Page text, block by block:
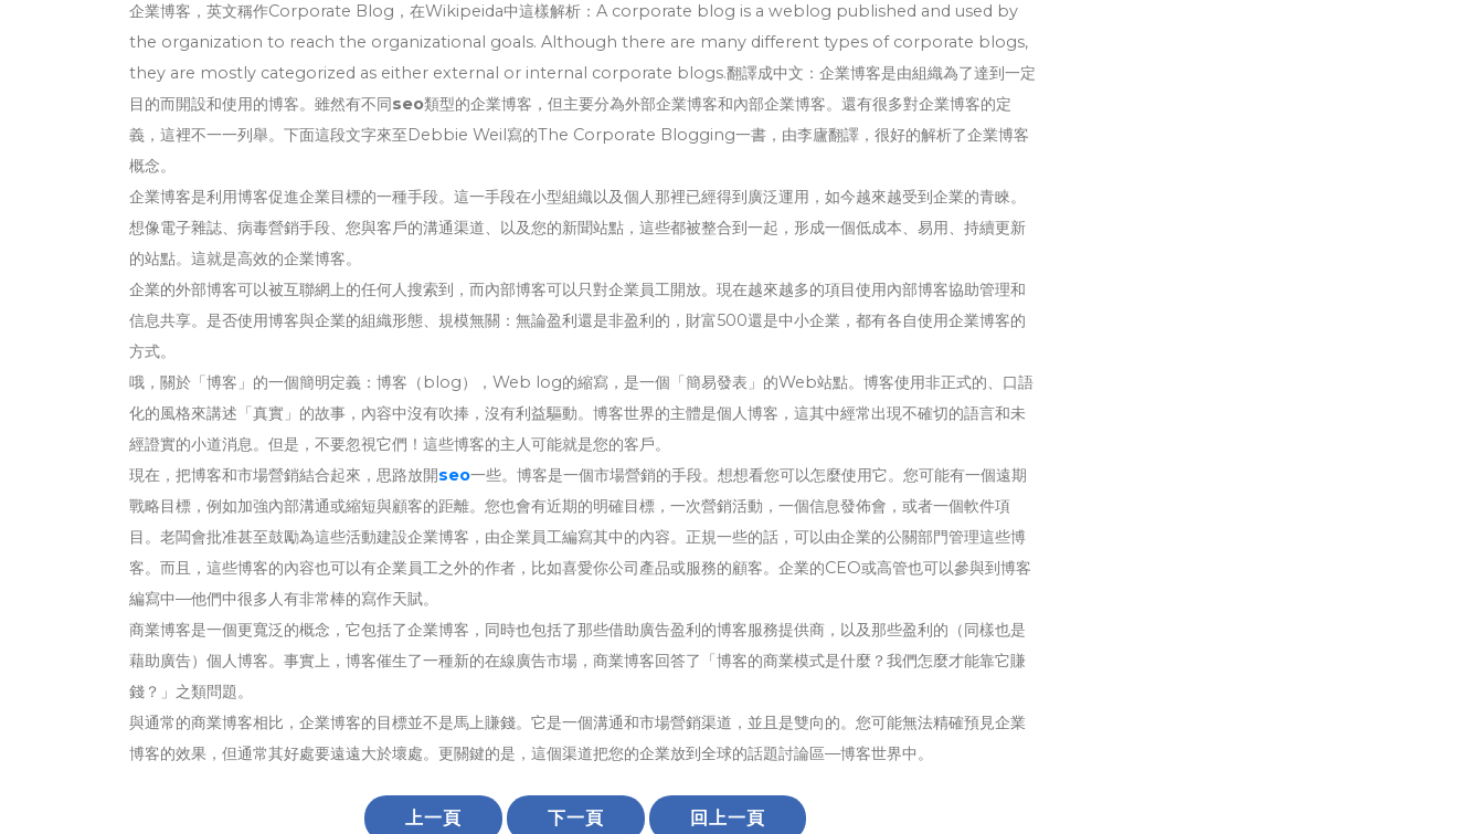
企業博客，英文稱作Corporate Blog，在Wikipeida中這樣解析：A corporate blog is a weblog published and used by
the organization to reach the organizational goals. Although there are many different types of corporate blogs,
they are mostly categorized as either external or internal corporate blogs.翻譯成中文：企業博客是由組織為了達到一定
目的而開設和使用的博客。雖然有不同seo類型的企業博客，但主要分為外部企業博客和內部企業博客。還有很多對企業博客的定
義，這裡不一一列舉。下面這段文字來至Debbie Weil寫的The Corporate Blogging一書，由李廬翻譯，很好的解析了企業博客
概念。
企業博客是利用博客促進企業目標的一種手段。這一手段在小型組織以及個人那裡已經得到廣泛運用，如今越來越受到企業的青睞。
想像電子雜誌、病毒營銷手段、您與客戶的溝通渠道、以及您的新聞站點，這些都被整合到一起，形成一個低成本、易用、持續更新
的站點。這就是高效的企業博客。
企業的外部博客可以被互聯網上的任何人搜索到，而內部博客可以只對企業員工開放。現在越來越多的項目使用內部博客協助管理和
信息共享。是否使用博客與企業的組織形態、規模無關：無論盈利還是非盈利的，財富500還是中小企業，都有各自使用企業博客的
方式。
哦，關於「博客」的一個簡明定義：博客（blog），Web log的縮寫，是一個「簡易發表」的Web站點。博客使用非正式的、口語
化的風格來講述「真實」的故事，內容中沒有吹捧，沒有利益驅動。博客世界的主體是個人博客，這其中經常出現不確切的語言和未
經證實的小道消息。但是，不要忽視它們！這些博客的主人可能就是您的客戶。
現在，把博客和市場營銷結合起來，思路放開seo一些。博客是一個市場營銷的手段。想想看您可以怎麼使用它。您可能有一個遠期
戰略目標，例如加強內部溝通或縮短與顧客的距離。您也會有近期的明確目標，一次營銷活動，一個信息發佈會，或者一個軟件項
目。老闆會批准甚至鼓勵為這些活動建設企業博客，由企業員工編寫其中的內容。正規一些的話，可以由企業的公關部門管理這些博
客。而且，這些博客的內容也可以有企業員工之外的作者，比如喜愛你公司產品或服務的顧客。企業的CEO或高管也可以參與到博客
編寫中—他們中很多人有非常棒的寫作天賦。
商業博客是一個更寬泛的概念，它包括了企業博客，同時也包括了那些借助廣告盈利的博客服務提供商，以及那些盈利的（同樣也是
藉助廣告）個人博客。事實上，博客催生了一種新的在線廣告市場，商業博客回答了「博客的商業模式是什麼？我們怎麼才能靠它賺
錢？」之類問題。
與通常的商業博客相比，企業博客的目標並不是馬上賺錢。它是一個溝通和市場營銷渠道，並且是雙向的。您可能無法精確預見企業
博客的效果，但通常其好處要遠遠大於壞處。更關鍵的是，這個渠道把您的企業放到全球的話題討論區—博客世界中。
上一頁 下一頁 回上一頁